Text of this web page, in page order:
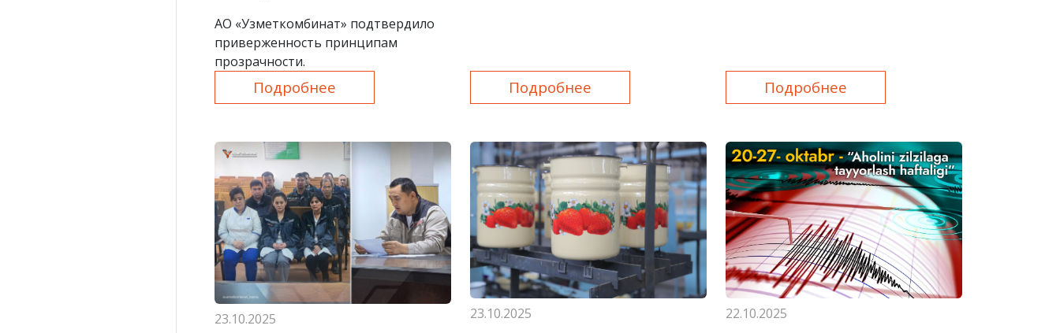
АО «Узметкомбинат» подтвердило
приверженность принципам
прозрачности.
Подробнее Подробнее Подробнее
23.10.2025 23.10.2025 22.10.2025